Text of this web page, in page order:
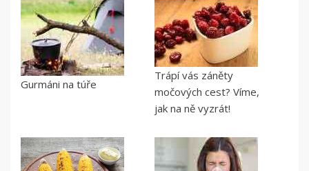
Gurmáni na túře
Trápí vás záněty
močových cest? Víme,
jak na ně vyzrát!